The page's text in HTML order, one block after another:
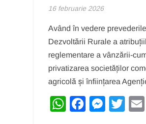
16 februarie 2026
Având în vedere
Dezvoltării Rurale a
reglementare a vânzării-
privatizarea societăților
agricolă și înființarea
W
F
M
T